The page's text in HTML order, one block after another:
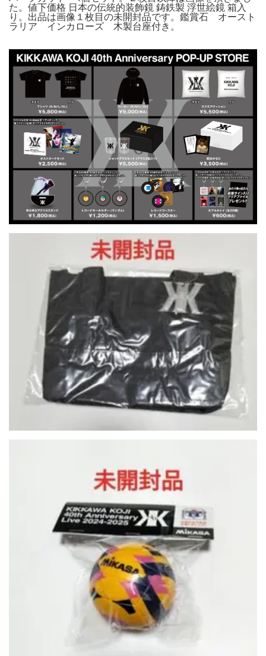
た。値下価格 日本の伝統的装飾鏡 鋳鉄製 浮世絵鏡 箱入
り。出品は画像１枚目の未開封品です。鑑賞石 オースト
ラリア インカローズ 木製台座付き。